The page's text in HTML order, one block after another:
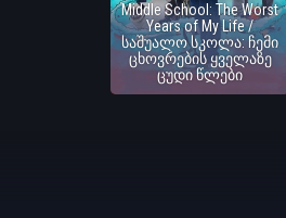
Middle School: The Worst
Years of My Life /
საშუალო სკოლა: ჩემი
ცხოვრების ყველაზე
ცუდი წლები